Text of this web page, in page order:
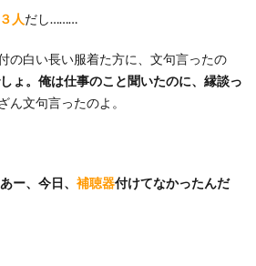
３人だし………
の白い長い服着た方に、文句言ったの
ょ。俺は仕事のこと聞いたのに、縁談っ
ん文句言ったのよ。
あー、今日、 補聴器付けてなかったんだ